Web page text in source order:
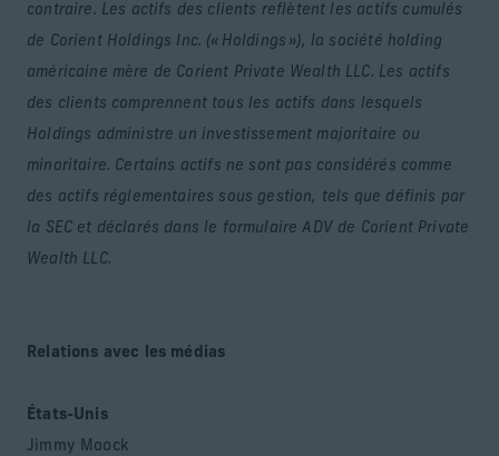
contraire. Les actifs des clients reflètent les actifs cumulés
de Corient Holdings Inc. (« Holdings »), la société holding
américaine mère de Corient Private Wealth LLC. Les actifs
des clients comprennent tous les actifs dans lesquels
Holdings administre un investissement majoritaire ou
minoritaire. Certains actifs ne sont pas considérés comme
des actifs réglementaires sous gestion, tels que définis par
la SEC et déclarés dans le formulaire ADV de Corient Private
Wealth LLC.
Relations avec les médias
États-Unis
Jimmy Moock